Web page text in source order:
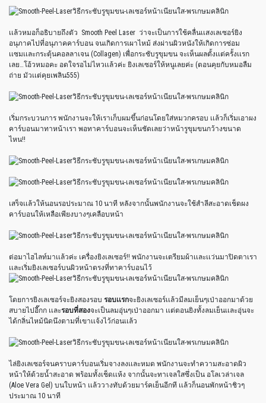
เเล้วหมอก็อธิบายถึงตัว Smooth Peel Laser ว่าจะเป็นการใช้คลื่นเเสงเลเซอร์ยิง
อนุภาคไปที่อนุภาคคาร์บอน จนเกิดการเผาไหม้ ส่งผ่านผิวหนังให้เกิดการซ่อม
เเซมเเละกระตุ้นคอลลาเจน (Collagen) เพื่อกระชับรูขุมขน จะเห็นผลตั้งเเต่ครั้งเเรก
เลย…โอ้วหมอคะ อดใจรอไม่ไหวเเล้วค่ะ ยิงเลเซอร์ให้หนูเลยค่ะ (ตอนคุยกับหมอลืม
ถ่าย มัวเเต่คุยเพลิน555)
เริ่มกระบวนการ พนักงานจะให้เราเก็บผมขึ้นก่อนโดยใส่หมวกครอบ เเล้วก็เริ่มเอาผง
คาร์บอนมาทาหน้าเรา พอทาคาร์บอนจะเห็นชัดเลยว่าหน้ารูขุมขนกว้างขนาด
ไหน!!
เสร็จเเล้วให้นอนรอประมาณ 10 นาที หลังจากนั้นพนักงานจะใช้สำลีสะอาดเช็ดผง
คาร์บอนให้เหลือเพียงบางๆเคลือบหน้า
ต่อมาไฮไลท์มาเเล้วค่ะ เครื่องยิงเลเซอร์!! พนักงานจะเตรียมผ้าเเละเเว่นมาปิดตาเรา
เเละเริ่มยิงเลเซอร์บนผิวหน้าตรงที่ทาคาร์บอนไว้
โดยการยิงเลเซอร์จะยิงสองรอบ รอบเเรกจะยิงเลเซอร์เเล้วมีลมเย็นๆเป่าออกมาด้วย
สบายไปอี๊กก เเละรอบที่สองจะเป็นลมอุ่นๆเป่าออกมา เเต่ตอนยิงทั้งลมเย็นเเละอุ่นจะ
ได้กลิ่นไหม้นิดนึงตามที่เขาเเจ้งไว้ก่อนเเล้ว
ไล่ยิงเลเซอร์จนคราบคาร์บอนเริ่มจางลงเเละหมด พนักงานจะทำความสะอาดผิว
หน้าให้ด้วยน้ำสะอาด พร้อมทั้งเช็ดเเห้ง จากนั้นจะทาเจลใสซึ่งเป็น อโลเวล่าเจล
(Aloe Vera Gel) บนใบหน้า เเล้ววางทับด้วยมาร์คเย็นอีกที เเล้วก็นอนพักหน้าชิวๆ
ประมาณ 10 นาที